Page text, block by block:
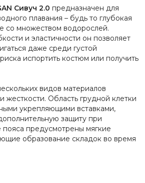
Сивуч 2.0 предназначен для
плавания – будь то глубокая
со множеством водорослей.
и эластичности он позволяет
даже среди густой
испортить костюм или получить
видов материалов
жесткости. Область грудной клетки
укрепляющими вставками,
защиту при
пояса предусмотрены мягкие
образование складок во время